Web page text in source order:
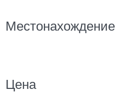
Местонахождение
Цена